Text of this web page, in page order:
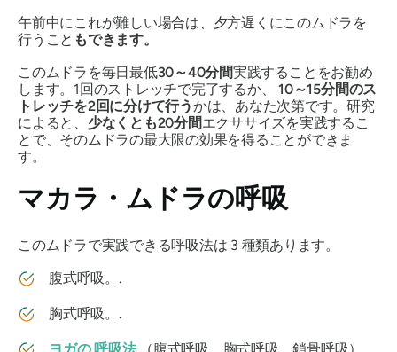
午前中にこれが難しい場合は、夕方遅くにこのムドラ を
行うこと もできます。
このムドラを毎日最低30～40分間実践することをお勧め
します。1回のストレッチで完了するか、10～15分間のス
トレッチを2回に分けて行うかは、あなた次第です。研究
によると、 少なくとも20分間エクササイズを実践するこ
とで、そのムドラの最大限の効果を得ることができま
す。
マカラ・ムドラの呼吸
このムドラで実践できる呼吸法は 3 種類あります。
腹式呼吸。.
胸式呼吸。.